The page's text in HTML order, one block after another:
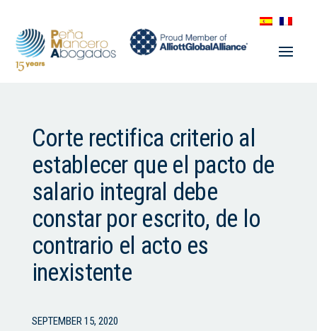
Corte rectifica criterio al
establecer que el pacto de
salario integral debe
constar por escrito, de lo
contrario el acto es
inexistente
SEPTEMBER 15, 2020